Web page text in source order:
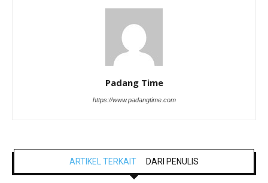
Padang Time
https://www.padangtime.com
ARTIKEL TERKAIT DARI PENULIS